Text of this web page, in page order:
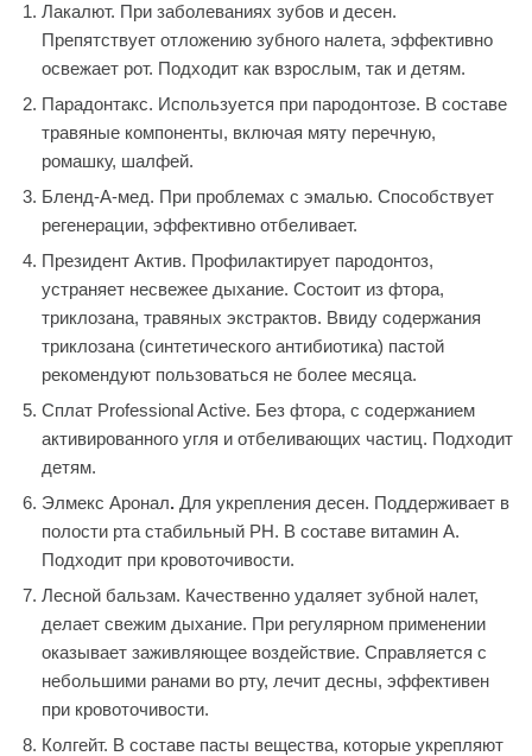
Лакалют. При заболеваниях зубов и десен.
Препятствует отложению зубного налета, эффективно
освежает рот. Подходит как взрослым, так и детям.
Парадонтакс. Используется при пародонтозе. В составе
травяные компоненты, включая мяту перечную,
ромашку, шалфей.
Бленд-А-мед. При проблемах с эмалью. Способствует
регенерации, эффективно отбеливает.
Президент Актив. Профилактирует пародонтоз,
устраняет несвежее дыхание. Состоит из фтора,
триклозана, травяных экстрактов. Ввиду содержания
триклозана (синтетического антибиотика) пастой
рекомендуют пользоваться не более месяца.
Сплат Professional Active. Без фтора, с содержанием
активированного угля и отбеливающих частиц. Подходит
детям.
Элмекс Аронал. Для укрепления десен. Поддерживает в
полости рта стабильный PH. В составе витамин А.
Подходит при кровоточивости.
Лесной бальзам. Качественно удаляет зубной налет,
делает свежим дыхание. При регулярном применении
оказывает заживляющее воздействие. Справляется с
небольшими ранами во рту, лечит десны, эффективен
при кровоточивости.
Колгейт. В составе пасты вещества, которые укрепляют